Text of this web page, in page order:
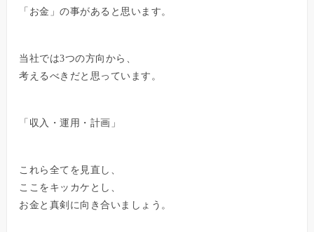
「お金」の事があると思います。
当社では3つの方向から、
考えるべきだと思っています。
「収入・運用・計画」
これら全てを見直し、
ここをキッカケとし、
お金と真剣に向き合いましょう。